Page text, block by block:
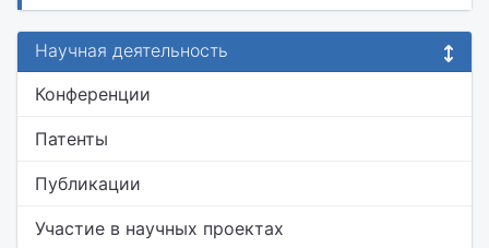
Научная деятельность
Конференции
Патенты
Публикации
Участие в научных проектах